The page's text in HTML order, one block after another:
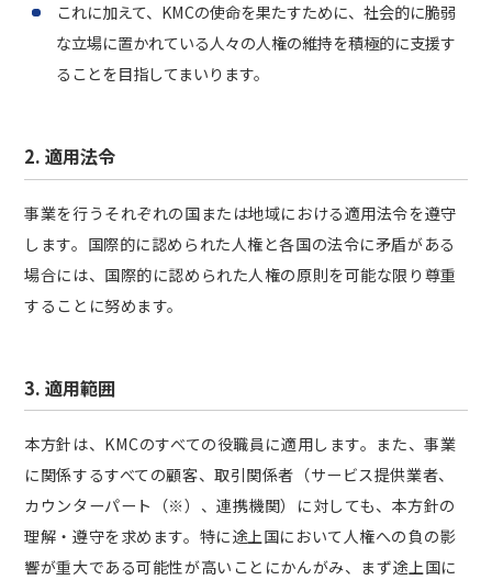
これに加えて、KMCの使命を果たすために、社会的に脆弱
な立場に置かれている人々の人権の維持を積極的に支援す
ることを目指してまいります。
2. 適用法令
事業を行うそれぞれの国または地域における適用法令を遵守
します。国際的に認められた人権と各国の法令に矛盾がある
場合には、国際的に認められた人権の原則を可能な限り尊重
することに努めます。
3. 適用範囲
本方針は、KMCのすべての役職員に適用します。また、事業
に関係するすべての顧客、取引関係者（サービス提供業者、
カウンターパート（※）、連携機関）に対しても、本方針の
理解・遵守を求めます。特に途上国において人権への負の影
響が重大である可能性が高いことにかんがみ、まず途上国に